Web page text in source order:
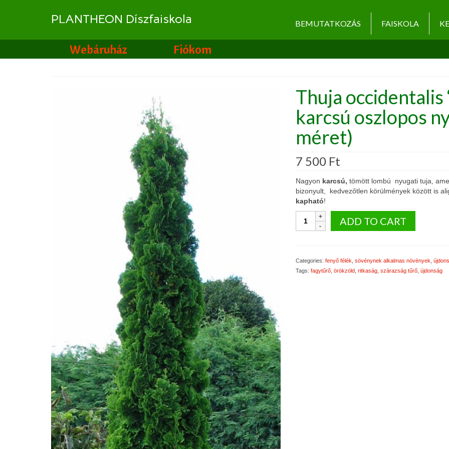
PLANTHEON Díszfaiskola BEMUTATKOZÁS FAISKOLA
Webáruház Fiókom
Thuja occidentalis
karcsú oszlopos
méret)
7 500 Ft
Nagyon karcsú, tömött lombú nyugati tuja,
bizonyult, kedvezőtlen körülmények között is
kapható!
occidentalis
karcsú
oszlopos
ADD TO CART
Categories: fenyő félék sövénynek alkalmas növények
Tags: fagytűrő, örökzöld, ritkaság, szárazság tűrő, újdonság